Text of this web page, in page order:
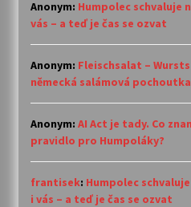
Anonym: Humpolec schvaluje
vás – a teď je čas se ozvat
Anonym: Fleischsalat –
německá salámová pochoutka
Anonym: AI Act je tady. Co
pravidlo pro Humpoláky?
frantisek: Humpolec
i vás – a teď je čas se ozvat